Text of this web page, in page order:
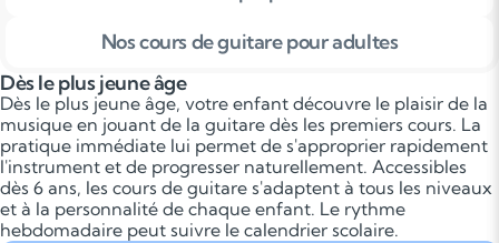
Nos cours de guitare pour adultes
Dès le plus jeune âge
Dès le plus jeune âge, votre enfant découvre le plaisir de la
musique en jouant de la guitare dès les premiers cours. La
pratique immédiate lui permet de s'approprier rapidement
l'instrument et de progresser naturellement. Accessibles
dès 6 ans, les cours de guitare s'adaptent à tous les niveaux
et à la personnalité de chaque enfant. Le rythme
hebdomadaire peut suivre le calendrier scolaire.